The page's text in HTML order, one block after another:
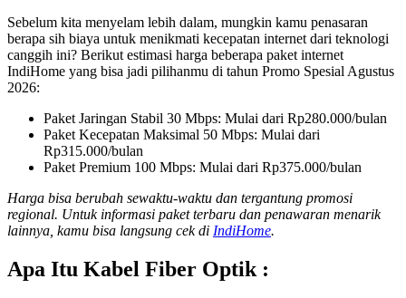
Sebelum kita menyelam lebih dalam, mungkin kamu penasaran
berapa sih biaya untuk menikmati kecepatan internet dari teknologi
canggih ini? Berikut estimasi harga beberapa paket internet
IndiHome yang bisa jadi pilihanmu di tahun Promo Spesial Agustus
2026:
Paket Jaringan Stabil 30 Mbps: Mulai dari Rp280.000/bulan
Paket Kecepatan Maksimal 50 Mbps: Mulai dari
Rp315.000/bulan
Paket Premium 100 Mbps: Mulai dari Rp375.000/bulan
Harga bisa berubah sewaktu-waktu dan tergantung promosi
regional. Untuk informasi paket terbaru dan penawaran menarik
lainnya, kamu bisa langsung cek di IndiHome.
Apa Itu Kabel Fiber Optik :